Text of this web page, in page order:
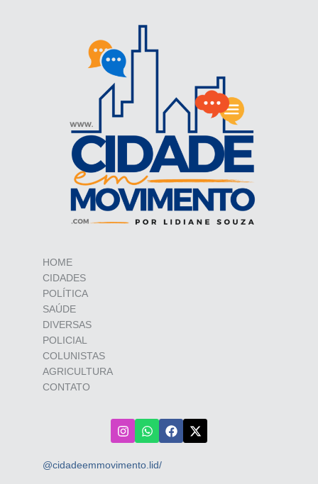
HOME
CIDADES
POLÍTICA
SAÚDE
DIVERSAS
POLICIAL
COLUNISTAS
AGRICULTURA
CONTATO
@cidadeemmovimento.lid/